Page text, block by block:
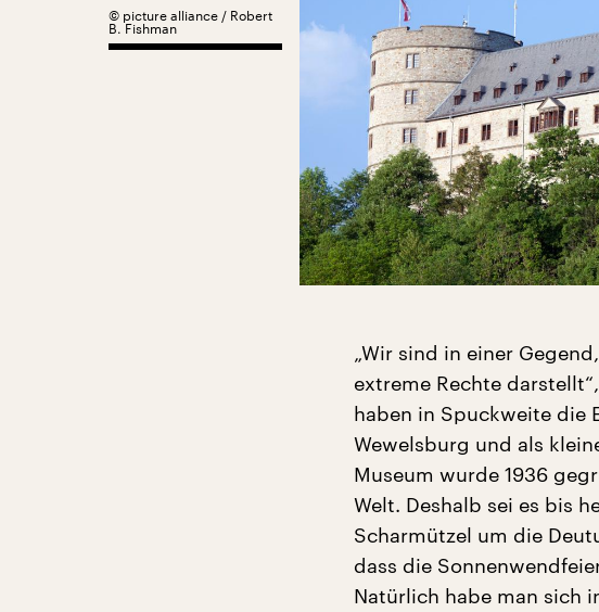
© picture alliance / Robert
B. Fishman
„Wir sind in einer
extreme Rechte
haben in Spuckweite die
Wewelsburg und als
Museum wurde 1936
Welt. Deshalb sei es bis
Scharmützel um die
dass die
Natürlich habe man sich